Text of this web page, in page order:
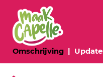
Omschrijving(huidige